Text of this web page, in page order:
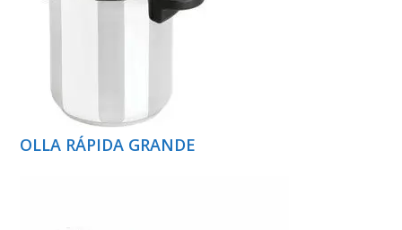
OLLA RÁPIDA GRANDE